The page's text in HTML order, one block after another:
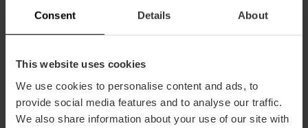
Consent Details About
This website uses cookies
We use cookies to personalise content and ads, to
provide social media features and to analyse our traffic.
We also share information about your use of our site with